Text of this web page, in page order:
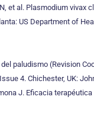
et al. Plasmodium
US Department of
paludismo (Revision
4. Chichester, UK:
J. Eficacia